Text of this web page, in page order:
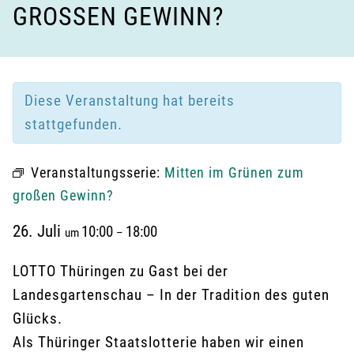
GROSSEN GEWINN?
Diese Veranstaltung hat bereits
stattgefunden.
Veranstaltungsserie: Mitten im Grünen zum
großen Gewinn?
26. Juli um 10:00 – 18:00
LOTTO Thüringen zu Gast bei der
Landesgartenschau – In der Tradition des guten
Glücks.
Als Thüringer Staatslotterie haben wir einen